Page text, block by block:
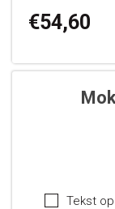
€54,60
Tekst op